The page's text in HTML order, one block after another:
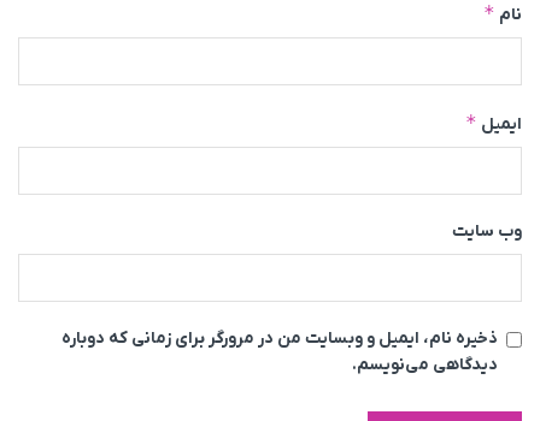
نام *
ایمیل *
وب‌ سایت
ذخیره نام، ایمیل و وبسایت من در مرورگر برای زمانی که دوباره
دیدگاهی می‌نویسم.